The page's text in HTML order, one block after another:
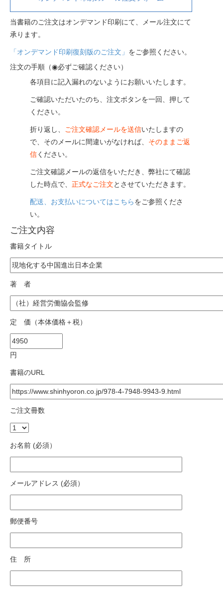
当書籍のご注文はオンデマンド印刷にて、メール注文にて
承ります。
「オンデマンド印刷復刻版のご注文」 をご参照ください。
注文の手順（◉必ずご確認ください）
各項目に記入漏れのないようにお願いいたします。
ご確認いただいたのち、注文ボタンを一回、押して
ください。
折り返し、 ご注文確認メールを送信いたしますの
で、そのメールに間違いがなければ、 そのままご返
信ください。
ご注文確認メールの返信をいただき、弊社にて確認
した時点で、正式なご注文とさせていただきます。
配送、お支払いについてはこちらをご参照くださ
い。
ご注文内容
書籍タイトル
著 者
定 価（本体価格＋税）
円
書籍のURL
ご注文冊数
お名前 (必須）
メールアドレス (必須）
郵便番号
住 所